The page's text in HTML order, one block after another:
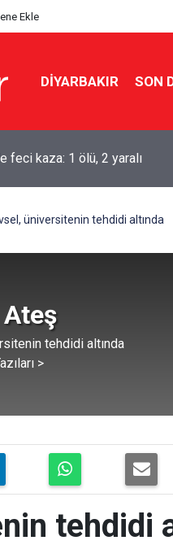
Ekle
DIYARBAKIR SON
Erdoğan Suudi
üniversitenin tehdidi altında
tehdidi altında
>
tehdidi